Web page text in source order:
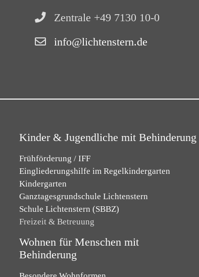
Zentrale +49 7130 10-0
info@lichtenstern.de
Kinder & Jugendliche mit Behinderung
Frühförderung / IFF
Eingliederungshilfe im Regelkindergarten
Kindergarten
Ganztagesgrundschule Lichtenstern
Schule Lichtenstern (SBBZ)
Freizeit & Betreuung
Wohnen für Menschen mit
Behinderung